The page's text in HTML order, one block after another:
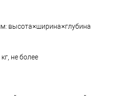
высота×ширина×глубина
не более